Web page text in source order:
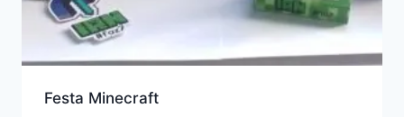
Festa Minecraft